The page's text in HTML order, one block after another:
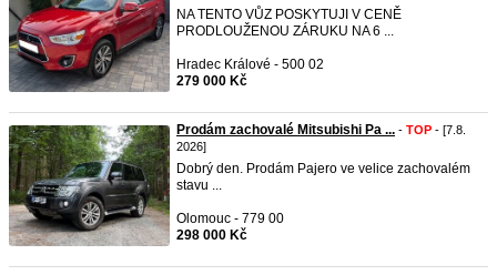
NA TENTO VŮZ POSKYTUJI V CENĚ
PRODLOUŽENOU ZÁRUKU NA 6 ...
Hradec Králové - 500 02
279 000 Kč
Prodám zachovalé Mitsubishi Pa ... - TOP - [7.8.
2026]
Dobrý den. Prodám Pajero ve velice zachovalém
stavu ...
Olomouc - 779 00
298 000 Kč